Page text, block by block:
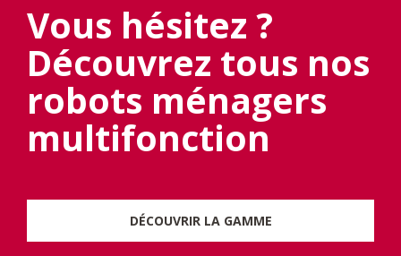
Vous hésitez ?
Découvrez tous nos
robots ménagers
multifonction
DÉCOUVRIR LA GAMME